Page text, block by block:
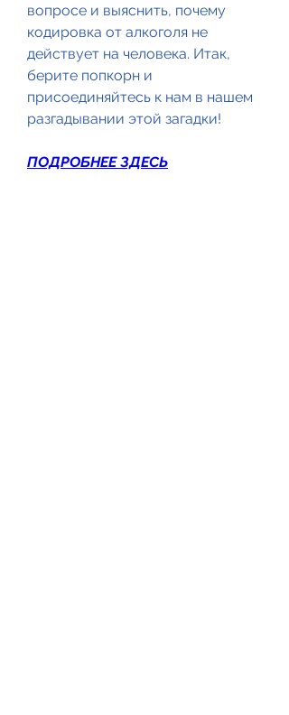
вопросе и выяснить, почему
кодировка от алкоголя не
действует на человека. Итак,
берите попкорн и
присоединяйтесь к нам в нашем
разгадывании этой загадки!
ПОДРОБНЕЕ ЗДЕСЬ